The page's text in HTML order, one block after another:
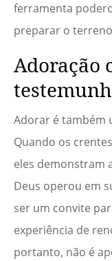
ferramenta
preparar o
Adoração
Adorar é também
Quando os
eles demonstram
Deus operou em
ser um convite
experiência de
portanto, não é